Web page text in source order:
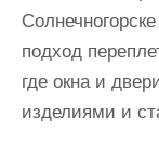
подход
где окна и
изделиями и